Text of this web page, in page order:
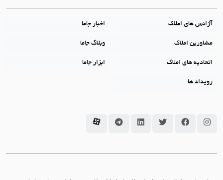
آژانس های املاک اخبار جاما
مشاورین املاک وبلاگ جاما
اتحادیه های املاک ابزار جاما
رویداد ها
سامانه جاما در اینستاگرام
سامانه جاما در فیسبوک
سامانه جاما در توئیتر
سامانه جاما در لینکداین
سامانه جاما در تلگرام
سامانه جاما در آپارات